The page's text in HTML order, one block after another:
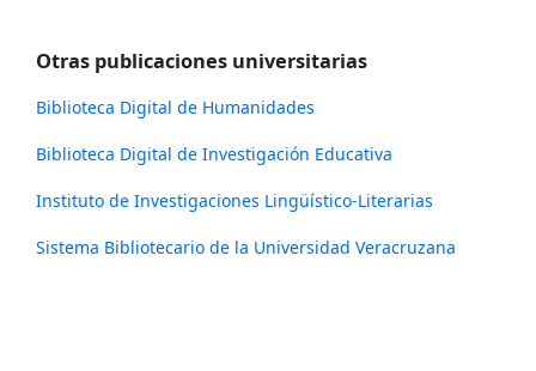
Otras publicaciones universitarias
Biblioteca Digital de Humanidades
Biblioteca Digital de Investigación Educativa
Instituto de Investigaciones Lingüístico-Literarias
Sistema Bibliotecario de la Universidad Veracruzana